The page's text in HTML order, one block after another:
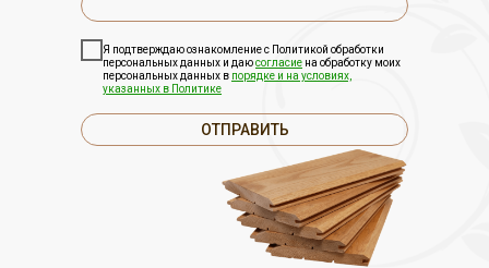
Я подтверждаю ознакомление с Политикой обработки
персональных данных и даюсогласие на обработку моих
персональных данных в порядке и на условиях,
указанных в Политике
ОТПРАВИТЬ